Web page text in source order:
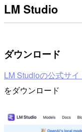
LM Studio
ダウンロード
LM Studioの公式サイ
をダウンロード